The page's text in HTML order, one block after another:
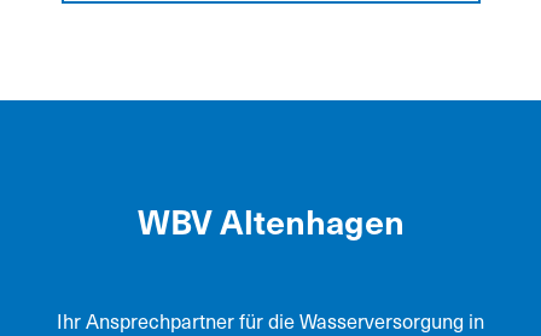
WBV Altenhagen
Ihr Ansprechpartner für die Wasserversorgung in